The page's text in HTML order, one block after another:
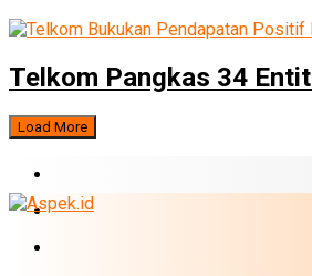
Telkom Pangkas 34
Load More
BUMN